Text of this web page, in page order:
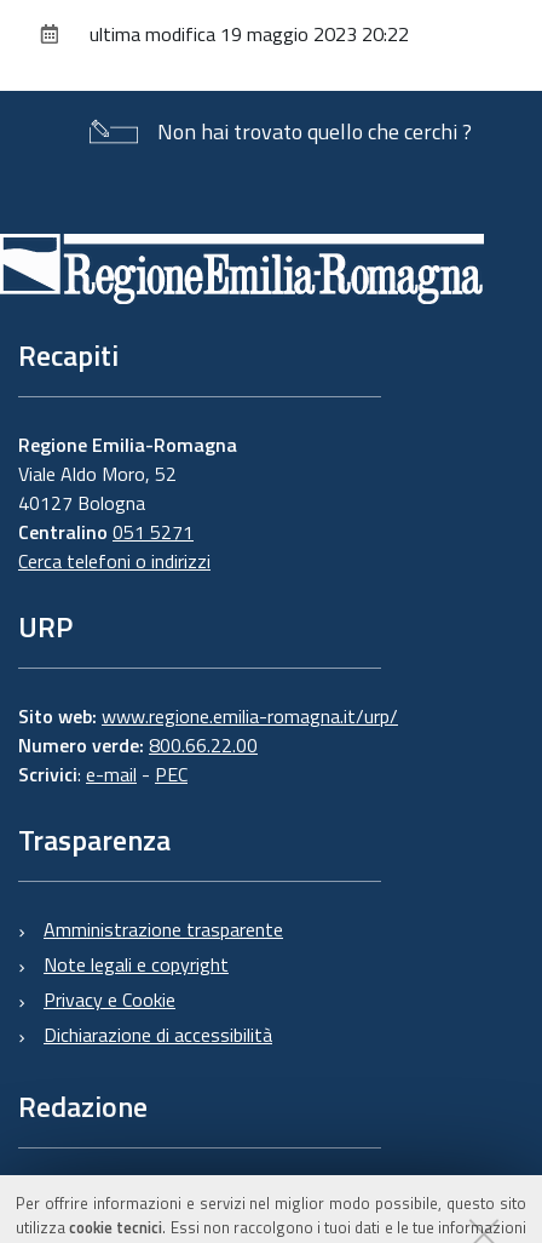
Per offrire informazioni e servizi nel miglior modo possibile, questo sito
utilizzacookie tecnici. Essi non raccolgono i tuoi dati e le tue informazioni
documentoultima modifica 19 maggio 2023 20:22
Non hai trovato quello che cerchi ?
di
pagina
Recapiti
Regione Emilia-Romagna
Viale Aldo Moro, 52
40127 Bologna
Centralino 051 5271
Cerca telefoni o indirizzi
URP
Sito web: www.regione.emilia-romagna.it/urp/
Numero verde: 800.66.22.00
Scrivici: e-mail - PEC
Trasparenza
Amministrazione trasparente
Note legali e copyright
Privacy e Cookie
Dichiarazione di accessibilità
Redazione
Informazioni sul Burert
e contatti